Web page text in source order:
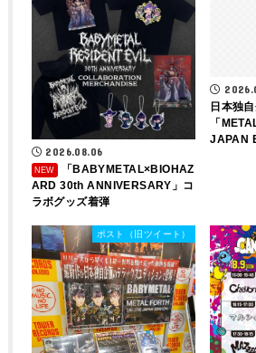
2026.08.06
「BABYMETAL×BIOHAZ
ARD 30th ANNIVERSARY」コ
ラボグッズ着弾
日本独
「
JAPAN
ポスト（旧ツイート）